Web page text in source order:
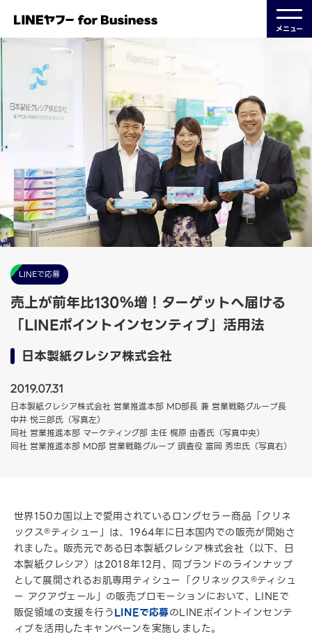
メニュー
LINEで応募
売上が前年比130％増！ターゲットへ届ける
「LINEポイントインセンティブ」活用法
日本製紙クレシア株式会社
2019.07.31
日本製紙クレシア株式会社 営業推進本部 MD部長 兼 営業戦略グループ長
中井 悦三郎氏（写真左）
同社 営業推進本部 マーケティング部 主任 梶原 由香氏（写真中央）
同社 営業推進本部 MD部 営業戦略グループ 調査役 富岡 秀忠氏（写真右）
世界150カ国以上で愛用されているロングセラー商品「クリネ
ックス®ティシュー」は、1964年に日本国内での販売が開始さ
れました。販売元である日本製紙クレシア株式会社（以下、日
本製紙クレシア）は2018年12月、同ブランドのラインナップ
として展開されるお肌専用ティシュー「クリネックス®ティシュ
ー アクアヴェール」の販売プロモーションにおいて、LINEで
販促領域の支援を行うLINEで応募のLINEポイントインセンテ
ィブを活用したキャンペーンを実施しました。